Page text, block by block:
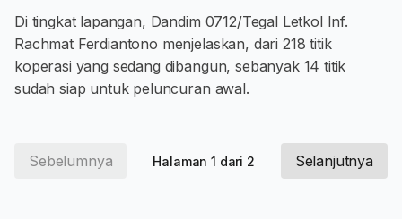
Di tingkat lapangan, Dandim 0712/Tegal Letkol Inf.
Rachmat Ferdiantono menjelaskan, dari 218 titik
koperasi yang sedang dibangun, sebanyak 14 titik
sudah siap untuk peluncuran awal.
Sebelumnya Halaman 1 dari 2 Selanjutnya